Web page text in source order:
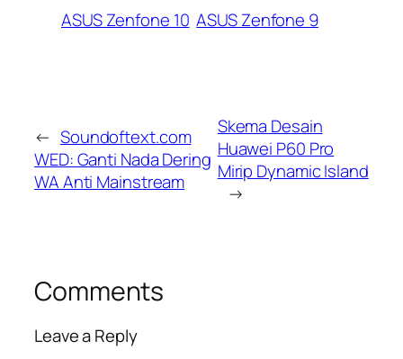
ASUS Zenfone 10 ASUS Zenfone 9
← Soundoftext.com
WED: Ganti Nada Dering
WA Anti Mainstream
Skema Desain
Huawei P60 Pro
Mirip Dynamic Island
→
Comments
Leave a Reply